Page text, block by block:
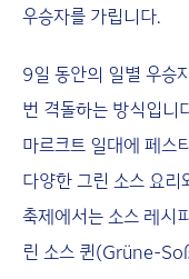
우승자를 가립니다.
9일 동안의 일별 우승
번 격돌하는 방식입니
마르크트 일대에 페스
다양한 그린 소스 요리
축제에서는 소스 레시
린 소스 퀸(Grüne-